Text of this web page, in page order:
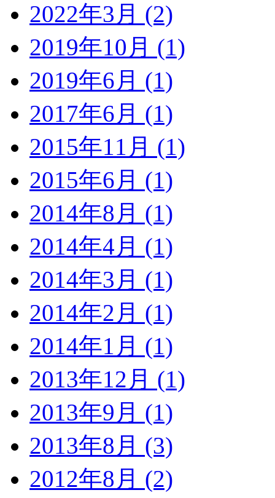
2022年3月 (2)
2019年10月 (1)
2019年6月 (1)
2017年6月 (1)
2015年11月 (1)
2015年6月 (1)
2014年8月 (1)
2014年4月 (1)
2014年3月 (1)
2014年2月 (1)
2014年1月 (1)
2013年12月 (1)
2013年9月 (1)
2013年8月 (3)
2012年8月 (2)